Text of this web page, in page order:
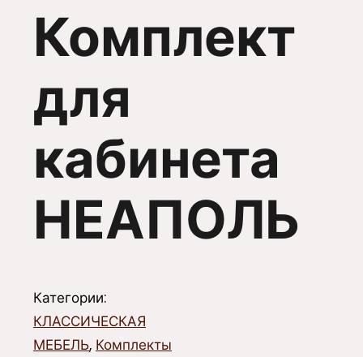
Комплект
для
кабинета
НЕАПОЛЬ
Категории:
КЛАССИЧЕСКАЯ
МЕБЕЛЬ, Комплекты